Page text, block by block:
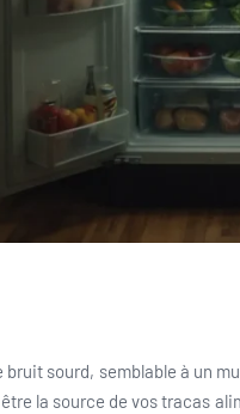
sourd, semblable à un
la source de vos tracas